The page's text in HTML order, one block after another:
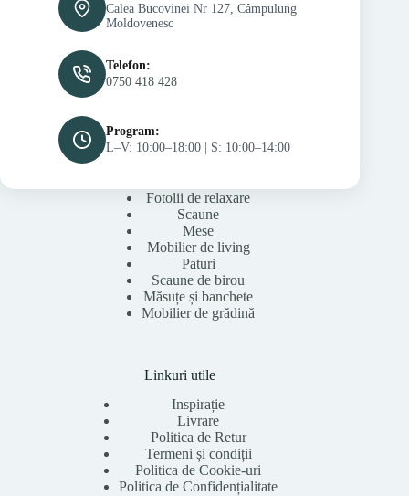
Calea Bucovinei Nr 127, Câmpulung
Moldovenesc
Telefon:
0750 418 428
Program:
L–V: 10:00–18:00 | S: 10:00–14:00
Fotolii de relaxare
Scaune
Mese
Mobilier de living
Paturi
Scaune de birou
Măsuțe și banchete
Mobilier de grădină
Linkuri utile
Inspirație
Livrare
Politica de Retur
Termeni și condiții
Politica de Cookie-uri
Politica de Confidențialitate